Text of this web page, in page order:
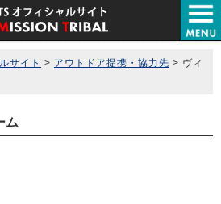
サイト > アウトドア提携・協力先 > ヴィ
ム